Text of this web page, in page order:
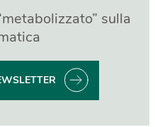
sulla